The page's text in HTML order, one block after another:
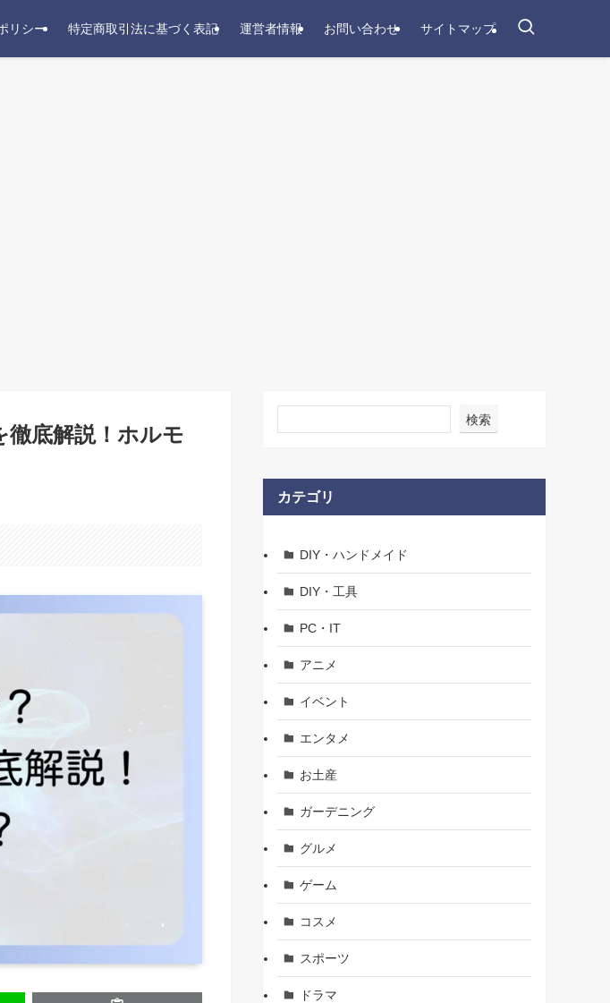
リシー 特定商取引法に基づく表記 運営者情報 お問い合わせ サイトマップ
底解説！ホルモ
検索
カテゴリ
DIY・ハンドメイド
DIY・工具
PC・IT
アニメ
イベント
エンタメ
お土産
ガーデニング
グルメ
ゲーム
コスメ
スポーツ
ドラマ